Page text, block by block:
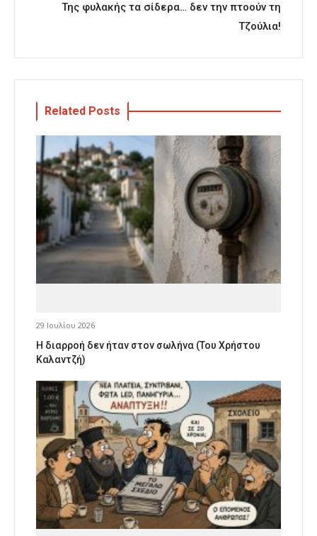
Της φυλακής τα σίδερα… δεν την πτοούν τη
Τζούλια!
Related Posts
29 Ιουλίου 2026
Η διαρροή δεν ήταν στον σωλήνα (Του Χρήστου
Καλαντζή)